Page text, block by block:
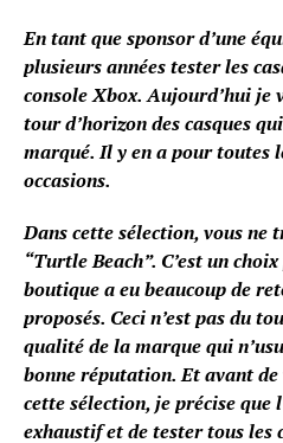
En tant que sponsor d’une
plusieurs années tester les
console Xbox. Aujourd’hui je
tour d’horizon des casques
marqué. Il y en a pour toutes
occasions.
Dans cette sélection, vous ne
“Turtle Beach”. C’est un
boutique a eu beaucoup de
proposés. Ceci n’est pas du
qualité de la marque qui
bonne réputation. Et avant
cette sélection, je précise que
exhaustif et de tester tous les